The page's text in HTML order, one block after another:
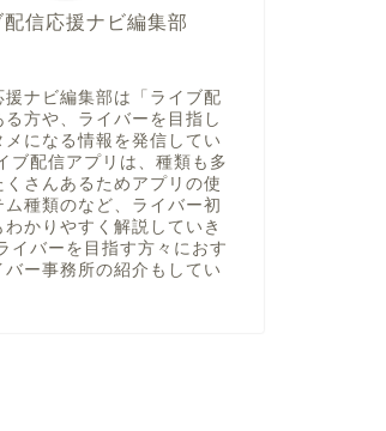
配信応援ナビ編集部
援ナビ編集部は「ライブ配
方や、ライバーを目指し
メになる情報を発信してい
ブ配信アプリは、種類も多
くさんあるためアプリの使
ム種類のなど、ライバー初
かりやすく解説していき
イバーを目指す方々におす
バー事務所の紹介もしてい